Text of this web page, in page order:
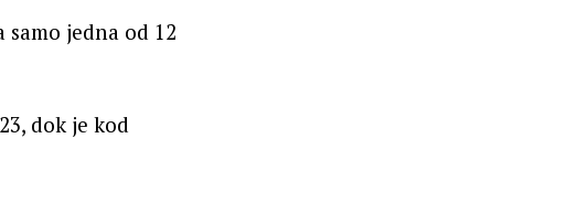
jedna od 12
dok je kod